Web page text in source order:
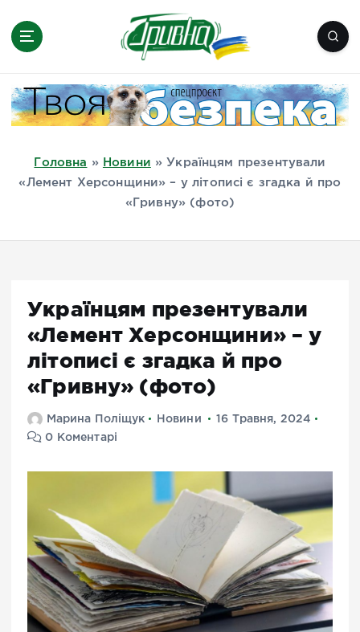
Миколаїв, Одеса, Мелітополь
Головна » Новини » Українцям презентували
«Лемент Херсонщини» – у літописі є згадка й про
«Гривну» (фото)
Українцям презентували
«Лемент Херсонщини» – у
літописі є згадка й про
«Гривну» (фото)
Марина Поліщук Новини
16 Травня, 2024
0 Коментарі